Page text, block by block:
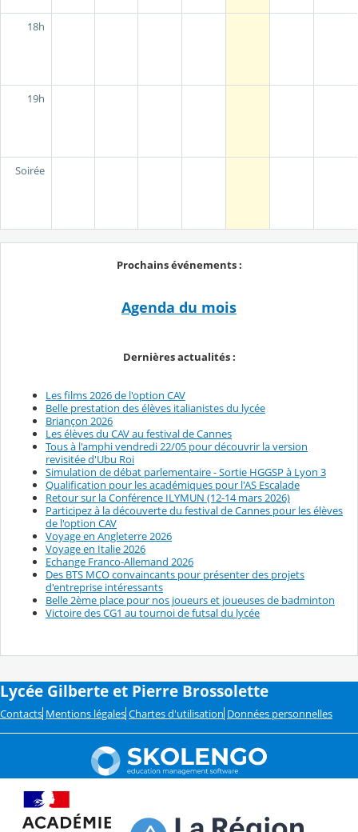
18h
19h
Soirée
Prochains événements :
Agenda du mois
Dernières actualités :
Les films 2026 de l'option CAV
Belle prestation des élèves italianistes du lycée
Briançon 2026
Les élèves du CAV au festival de Cannes
Tous à l'amphi vendredi 22/05 pour découvrir la version
revisitée d'Ubu Roi
Simulation de débat parlementaire - Sortie HGGSP à Lyon 3
Qualification pour les académiques pour l'AS Escalade
Retour sur la Conférence ILYMUN (12-14 mars 2026)
Participez à la découverte du festival de Cannes pour les élèves
de l'option CAV
Voyage en Angleterre 2026
Voyage en Italie 2026
Echange Franco-Allemand 2026
Des BTS MCO convaincants pour présenter des projets
d'entreprise intéressants
Belle 2ème place pour nos joueurs et joueuses de badminton
Victoire des CG1 au tournoi de futsal du lycée
Lycée Gilberte et Pierre Brossolette
Contacts Mentions légales Chartes d'utilisation Données personnelles